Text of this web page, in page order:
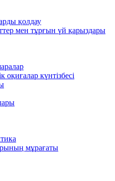
қолдау
мен тұрғын үй қарыздары
оқиғалар күнтізбесі
мұрағаты